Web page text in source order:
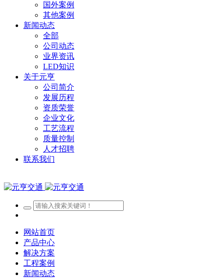
国外案例
其他案例
新闻动态
全部
公司动态
业界资讯
LED知识
关于元亨
公司简介
发展历程
资质荣誉
企业文化
工艺流程
质量控制
人才招聘
联系我们
网站首页
产品中心
解决方案
工程案例
新闻动态